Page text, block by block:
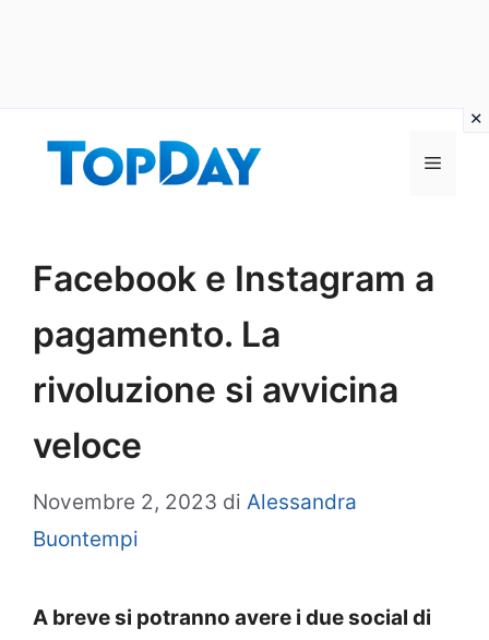
Menu
Facebook e Instagram a
pagamento. La
rivoluzione si avvicina
veloce
Novembre 2, 2023 di Alessandra
Buontempi
A breve si potranno avere i due social di